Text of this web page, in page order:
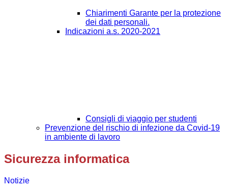
Chiarimenti Garante per la protezione
dei dati personali.
Indicazioni a.s. 2020-2021
Consigli di viaggio per studenti
Prevenzione del rischio di infezione da Covid-19
in ambiente di lavoro
Sicurezza informatica
Notizie